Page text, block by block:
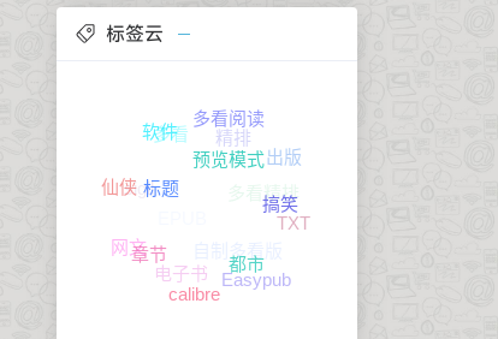
标签云
EPUB
sigil
多看
精排
多看精排
自制多看版
电子书
网文
软件
多看阅读
出版
TXT
Easypub
calibre
章节
预览模式
搞笑
都市